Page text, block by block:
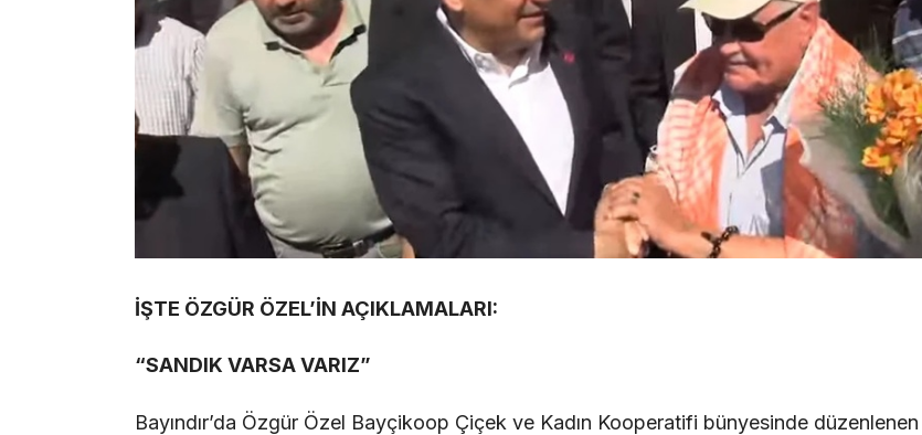
İŞTE ÖZGÜR ÖZEL’İN AÇIKLAMALARI:
“SANDIK VARSA VARIZ”
Bayındır’da Özgür Özel Bayçikoop Çiçek ve Kadın Kooperatifi bünyesinde düzenlenen